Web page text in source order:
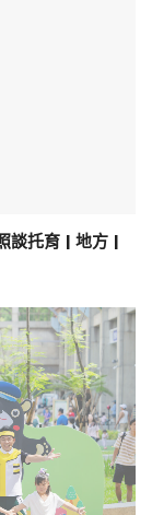
談托育 | 地方 |